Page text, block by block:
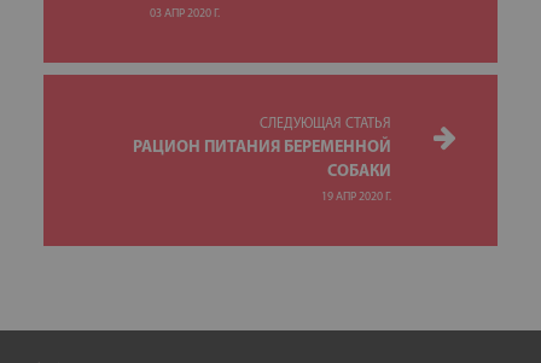
03 АПР 2020 Г.
СЛЕДУЮЩАЯ СТАТЬЯ
РАЦИОН ПИТАНИЯ БЕРЕМЕННОЙ
СОБАКИ
19 АПР 2020 Г.